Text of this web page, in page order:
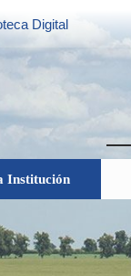
Digital
Institución